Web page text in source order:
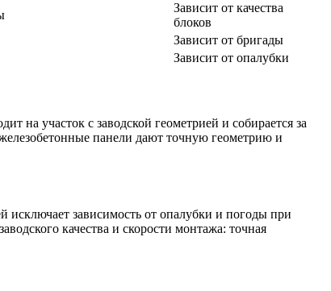
Зависит от качества
блоков
Зависит от бригады
Зависит от опалубки
на участок с заводской геометрией и собирается за
панели дают точную геометрию и
зависимость от опалубки и погоды при
качества и скорости монтажа: точная